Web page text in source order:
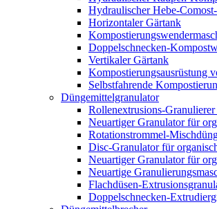
Hydraulischer Hebe-
Horizontaler Gärtank
Doppelschnecken-
Vertikaler Gärtank
Kompostierungsausrüstung
Selbstfahrende
Düngemittelgranulator
Rollenextrusions-
Neuartiger Granulator für
Rotationstrommel-
Disc-Granulator für
Neuartiger Granulator für
Neuartige
Flachdüsen-
Doppelschnecken-